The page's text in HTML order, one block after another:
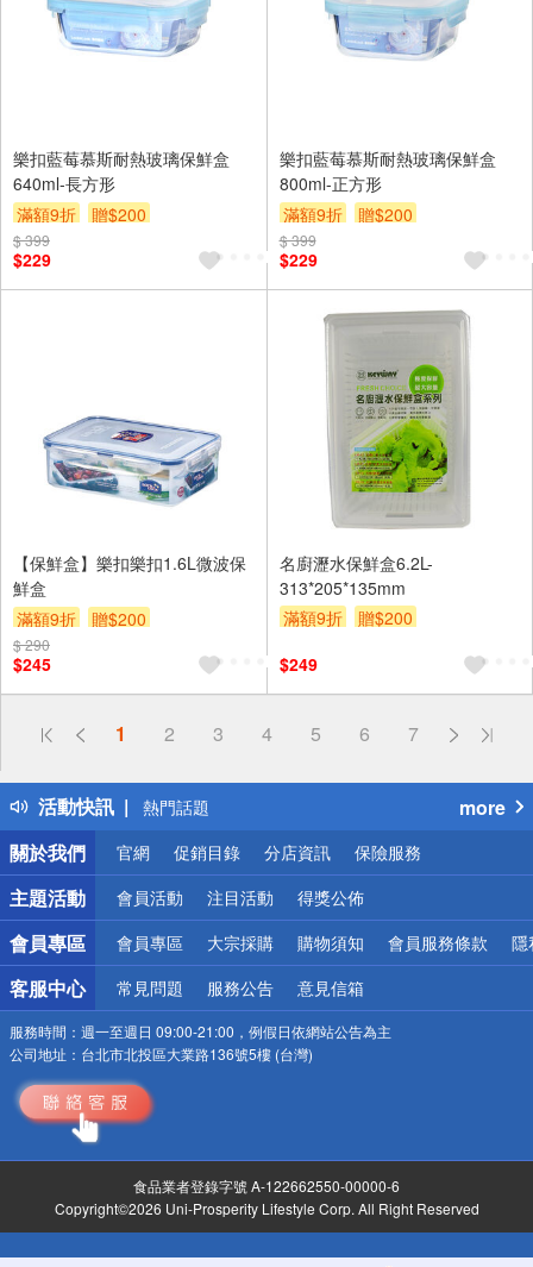
樂扣藍莓慕斯耐熱玻璃保鮮盒
640ml-長方形
滿額9折
贈$200
$ 399
$229
樂扣藍莓慕斯耐熱玻璃保鮮盒
800ml-正方形
滿額9折
贈$200
$ 399
$229
【保鮮盒】樂扣樂扣1.6L微波保
鮮盒
滿額9折
贈$200
$ 290
$245
名廚瀝水保鮮盒6.2L-
313*205*135mm
滿額9折
贈$200
$249
1 2 3 4 5 6 7
活動快訊
偏遠地區配送
得獎公告
熱門話題
銀行優惠
偏遠地區配送
詐騙網頁！請小心！
more
關於我們
官網 促銷目錄 分店資訊 保險服務
主題活動 會員活動 注目活動 得獎公佈
會員專區 會員專區 大宗採購 購物須知 會員服務條款 隱
客服中心 常見問題 服務公告 意見信箱
服務時間： 週一至週日 09:00-21:00，例假日依網站公告為主
公司地址： 台北市北投區大業路136號5樓 (台灣)
食品業者登錄字號 A-122662550-00000-6
Copyright©2026 Uni-Prosperity Lifestyle Corp. All Right Reserved